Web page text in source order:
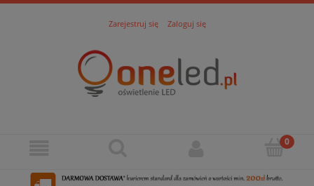
Zarejestruj się Zaloguj się